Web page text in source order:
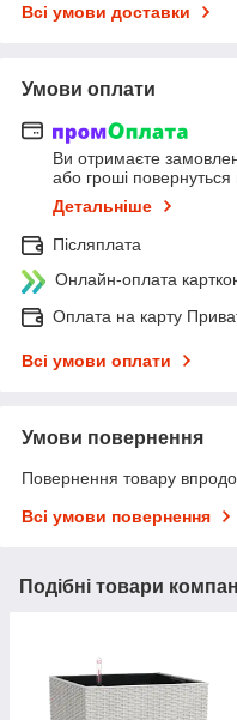
Всі умови доставки
Умови оплати
Ви отримаєте
або гроші
Детальніше
Післяплата
Онлайн-оплата
Оплата на карту
Всі умови оплати
Умови повернення
Повернення товару
Всі умови повернення
Подібні товари